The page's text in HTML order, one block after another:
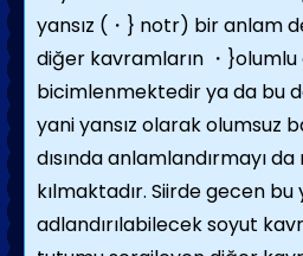
yansız (・} notr) bir anlam
diğer kavramların ・
bicimlenmektedir ya da bu
yani yansız olarak olumsuz
dısında anlamlandırmayı
kılmaktadır. Siirde gecen bu
adlandırılabilecek soyut